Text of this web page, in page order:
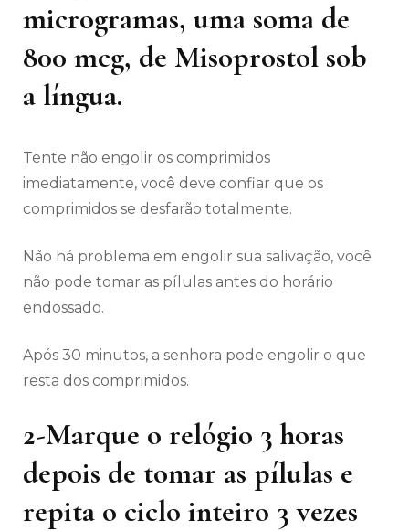
microgramas, uma soma de
800 mcg, de Misoprostol sob
a língua.
Tente não engolir os comprimidos
imediatamente, você deve confiar que os
comprimidos se desfarão totalmente.
Não há problema em engolir sua salivação, você
não pode tomar as pílulas antes do horário
endossado.
Após 30 minutos, a senhora pode engolir o que
resta dos comprimidos.
2-Marque o relógio 3 horas
depois de tomar as pílulas e
repita o ciclo inteiro 3 vezes